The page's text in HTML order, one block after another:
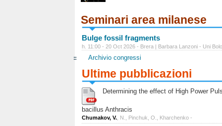
Seminari area milanese
Bulge fossil fragments
h. 11:00 - 20 Oct 2026 - Brera | Barbara Lanzoni - Uni
Archivio congressi
Ultime pubblicazioni
Determining the effect of High Power
bacillus Anthracis
Chumakov, V. , N., Pinchuk, O., Kharchenko -